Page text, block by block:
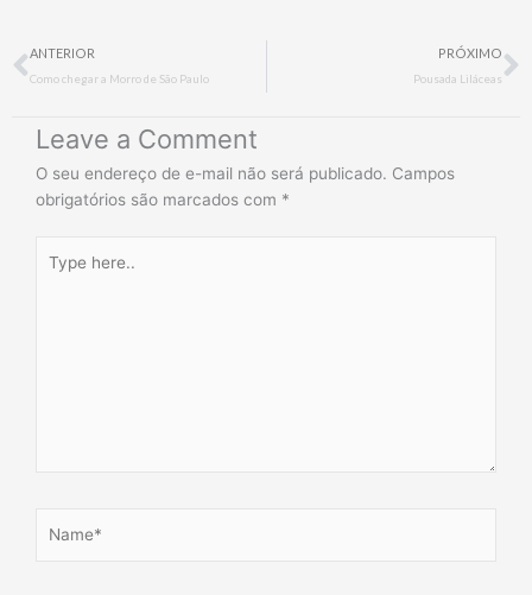
Prev
ANTERIOR
Como chegar a Morro de São Paulo
PRÓXIMO
Pousada Liláceas
Leave a Comment
O seu endereço de e-mail não será publicado. Campos
obrigatórios são marcados com *
here..